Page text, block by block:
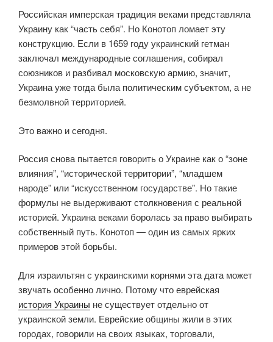
Российская имперская традиция веками представляла
Украину как “часть себя”. Но Конотоп ломает эту
конструкцию. Если в 1659 году украинский гетман
заключал международные соглашения, собирал
союзников и разбивал московскую армию, значит,
Украина уже тогда была политическим субъектом, а не
безмолвной территорией.
Это важно и сегодня.
Россия снова пытается говорить о Украине как о “зоне
влияния”, “исторической территории”, “младшем
народе” или “искусственном государстве”. Но такие
формулы не выдерживают столкновения с реальной
историей. Украина веками боролась за право выбирать
собственный путь. Конотоп — один из самых ярких
примеров этой борьбы.
Для израильтян с украинскими корнями эта дата может
звучать особенно лично. Потому что еврейская
история Украины не существует отдельно от
украинской земли. Еврейские общины жили в этих
городах, говорили на своих языках, торговали,